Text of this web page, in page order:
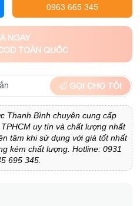
0963 665 345
NGAY
TOÀN QUỐC
GỌI CHO TÔI
Thanh Bình chuyên cung cấp
uy tín và chất lượng nhất
tâm khi sử dụng với giá tốt nhất
kém chất lượng. Hotline: 0931
695 345.